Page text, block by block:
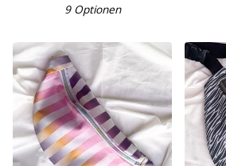
9 Optionen